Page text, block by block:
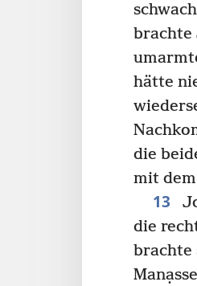
brachte
hätte
die
mit
13
die
brachte